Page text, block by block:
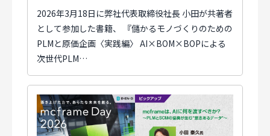
2026年3月18日に弊社代表取締役社長 小田が共著者
として参加した書籍、 『儲かるモノづくりのための
PLMと原価企画〈実践編〉 AI×BOM×BOPによる
次世代PLM…